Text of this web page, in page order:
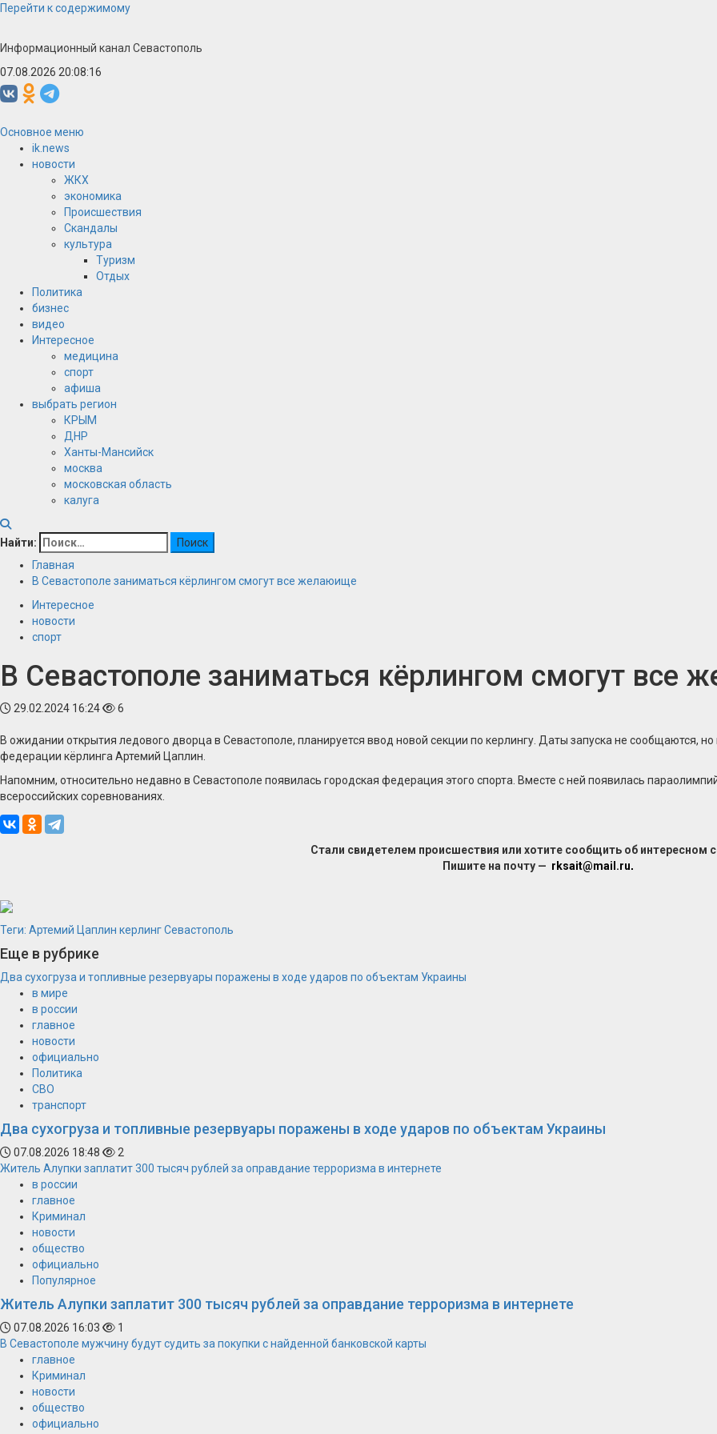
Перейти к содержимому
Информационный канал Севастополь
07.08.2026 20:08:16
Основное меню
ik.news
новости
ЖКХ
экономика
Происшествия
Скандалы
культура
Туризм
Отдых
Политика
бизнес
видео
Интересное
медицина
спорт
афиша
выбрать регион
КРЫМ
ДНР
Ханты-Мансийск
москва
московская область
калуга
Найти:
Главная
В Севастополе заниматься кёрлингом смогут все желаюище
Интересное
новости
спорт
В Севастополе заниматься кёрлингом смогут все
29.02.2024 16:24 6
В ожидании открытия ледового дворца в Севастополе, планируется ввод новой секции по керлингу. Даты запуска не сообщаются,
федерации кёрлинга Артемий Цаплин.
Напомним, относительно недавно в Севастополе появилась городская федерация этого спорта. Вместе с ней появилась
всероссийских соревнованиях.
Стали свидетелем происшествия или хотите сообщить об интересном
Пишите на почту — rksait@mail.ru.
Теги: Артемий Цаплин керлингСевастополь
Еще в рубрике
Два сухогруза и топливные резервуары поражены в ходе ударов по объектам Украины
в мире
в россии
главное
новости
официально
Политика
СВО
транспорт
Два сухогруза и топливные резервуары поражены в ходе ударов по объектам Украины
07.08.2026 18:48
2
Житель Алупки заплатит 300 тысяч рублей за оправдание терроризма в интернете
в россии
главное
Криминал
новости
общество
официально
Популярное
Житель Алупки заплатит 300 тысяч рублей за оправдание терроризма в интернете
07.08.2026 16:03
1
В Севастополе мужчину будут судить за покупки с найденной банковской карты
главное
Криминал
новости
общество
официально